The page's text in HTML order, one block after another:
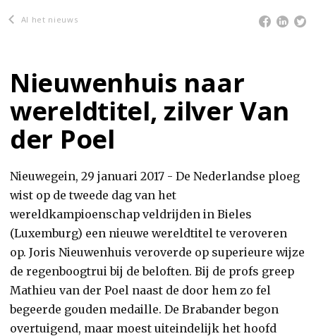
Al het nieuws
Nieuwenhuis naar
wereldtitel, zilver Van
der Poel
Nieuwegein, 29 januari 2017 - De Nederlandse ploeg
wist op de tweede dag van het
wereldkampioenschap veldrijden in Bieles
(Luxemburg) een nieuwe wereldtitel te veroveren
op. Joris Nieuwenhuis veroverde op superieure wijze
de regenboogtrui bij de beloften. Bij de profs greep
Mathieu van der Poel naast de door hem zo fel
begeerde gouden medaille. De Brabander begon
overtuigend, maar moest uiteindelijk het hoofd